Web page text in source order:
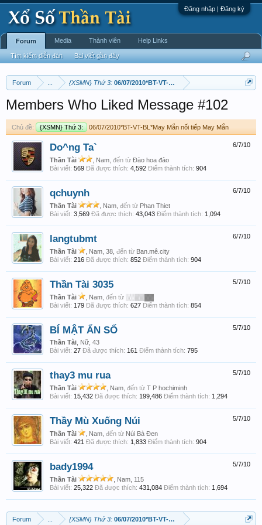
Đăng nhập | Đăng ký
Forum {XSMN} Thứ 3: 06/07/2010*BT-VT-BL*May Mắn nối tiếp May Mắn
Members Who Liked Message #102
Chủ đề: {XSMN} Thứ 3: 06/07/2010*BT-VT-BL*May Mắn nối tiếp May Mắn
6/7/10
Do^ng Ta`
Thần Tài , Nam, đến từ Đào hoa đảo
Bài viết: 569 Đã được thích: 4,592 Điểm thành tích: 904
6/7/10
qchuynh
Thần Tài , Nam, đến từ Phan Thiet
Bài viết: 3,569 Đã được thích: 43,043 Điểm thành tích: 1,094
6/7/10
langtubmt
Thần Tài , Nam, 38, đến từ Ban.mê.city
Bài viết: 216 Đã được thích: 852 Điểm thành tích: 904
5/7/10
Thần Tài 3035
Thần Tài , Nam, đến từ ░░▒▒▓▓
Bài viết: 179 Đã được thích: 627 Điểm thành tích: 854
5/7/10
BÍ MẬT ẨN SỐ
Thần Tài , Nữ, 43
Bài viết: 27 Đã được thích: 161 Điểm thành tích: 795
5/7/10
thay3 mu rua
Thần Tài , Nam, đến từ T P hochiminh
Bài viết: 15,432 Đã được thích: 199,486 Điểm thành tích: 1,294
5/7/10
Thầy Mù Xuống Núi
Thần Tài , Nam, đến từ Núi Bà Đen
Bài viết: 421 Đã được thích: 1,833 Điểm thành tích: 904
5/7/10
bady1994
Thần Tài
, Nam, 115
Bài viết: 25,322 Đã được thích: 431,084 Điểm thành tích: 1,694
Forum {XSMN} Thứ 3: 06/07/2010*BT-VT-BL*May Mắn nối tiếp May Mắn
Forum
Tìm kiếm diễn đàn Bài viết gần đây
Media Thành viên Help Links